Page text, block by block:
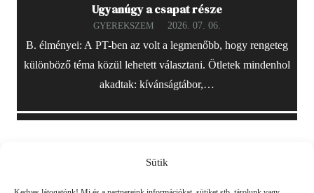
Sütik
Ugyanúgy a csapat része
GYEREKSZEM 2026. 07. 06.
B. élményei: A PT-ben az volt a legmenőbb, hogy rengeteg
különböző téma közül lehetett választani. Ötletek mindenhol
akadtak: kívánságtábor,…
Friss